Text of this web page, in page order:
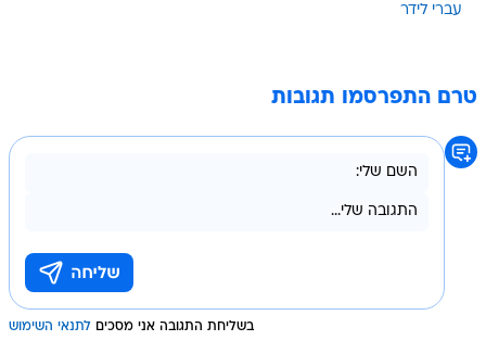
עברי לידר
טרם התפרסמו תגובות
בשליחת התגובה אני מסכים לתנאי השימוש